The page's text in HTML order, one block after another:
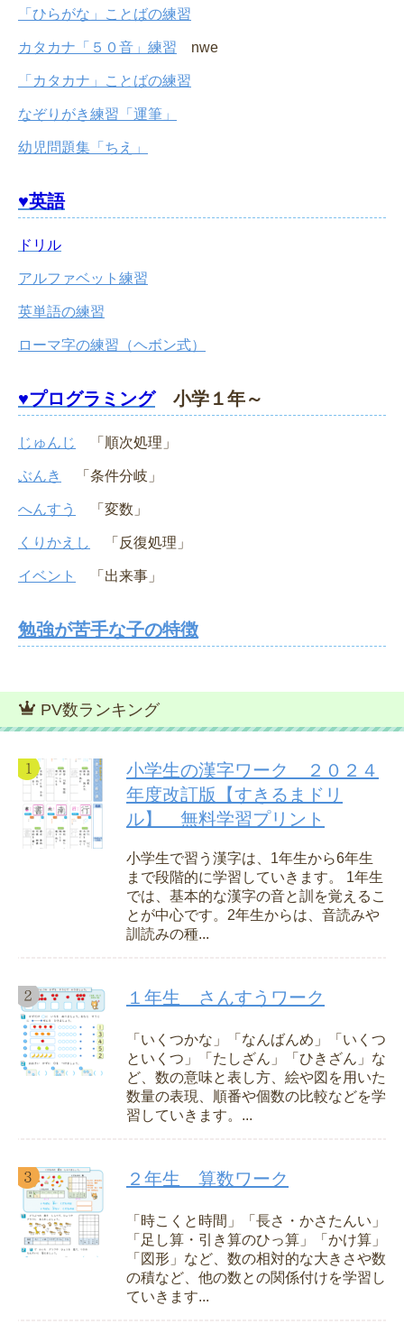
「ひらがな」ことばの練習
カタカナ「５０音」練習 nwe
「カタカナ」ことばの練習
なぞりがき練習「運筆」
幼児問題集「ちえ」
♥英語
ドリル
アルファベット練習
英単語の練習
ローマ字の練習（ヘボン式）
♥プログラミング小学１年～
じゅんじ 「順次処理」
ぶんき 「条件分岐」
へんすう 「変数」
くりかえし 「反復処理」
イベント 「出来事」
勉強が苦手な子の特徴
PV数ランキング
小学生の漢字ワーク ２０２４
年度改訂版【すきるまドリ
ル】 無料学習プリント
小学生で習う漢字は、1年生から6年生
まで段階的に学習していきます。 1年生
では、基本的な漢字の音と訓を覚えるこ
とが中心です。2年生からは、音読みや
訓読みの種...
１年生 さんすうワーク
「いくつかな」「なんばんめ」「いくつ
といくつ」「たしざん」「ひきざん」な
ど、数の意味と表し方、絵や図を用いた
数量の表現、順番や個数の比較などを学
習していきます。...
２年生 算数ワーク
「時こくと時間」「長さ・かさたんい」
「足し算・引き算のひっ算」「かけ算」
「図形」など、数の相対的な大きさや数
の積など、他の数との関係付けを学習し
ていきます...